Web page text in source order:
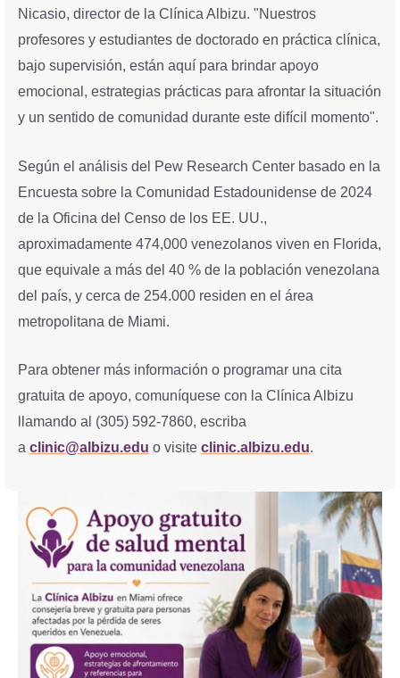
Nicasio, director de la Clínica Albizu. "Nuestros
profesores y estudiantes de doctorado en práctica clínica,
bajo supervisión, están aquí para brindar apoyo
emocional, estrategias prácticas para afrontar la situación
y un sentido de comunidad durante este difícil momento".
Según el análisis del Pew Research Center basado en la
Encuesta sobre la Comunidad Estadounidense de 2024
de la Oficina del Censo de los EE. UU.,
aproximadamente 474,000 venezolanos viven en Florida,
que equivale a más del 40 % de la población venezolana
del país, y cerca de 254.000 residen en el área
metropolitana de Miami.
Para obtener más información o programar una cita
gratuita de apoyo, comuníquese con la Clínica Albizu
llamando al (305) 592-7860, escriba
a clinic@albizu.edu o visite clinic.albizu.edu.